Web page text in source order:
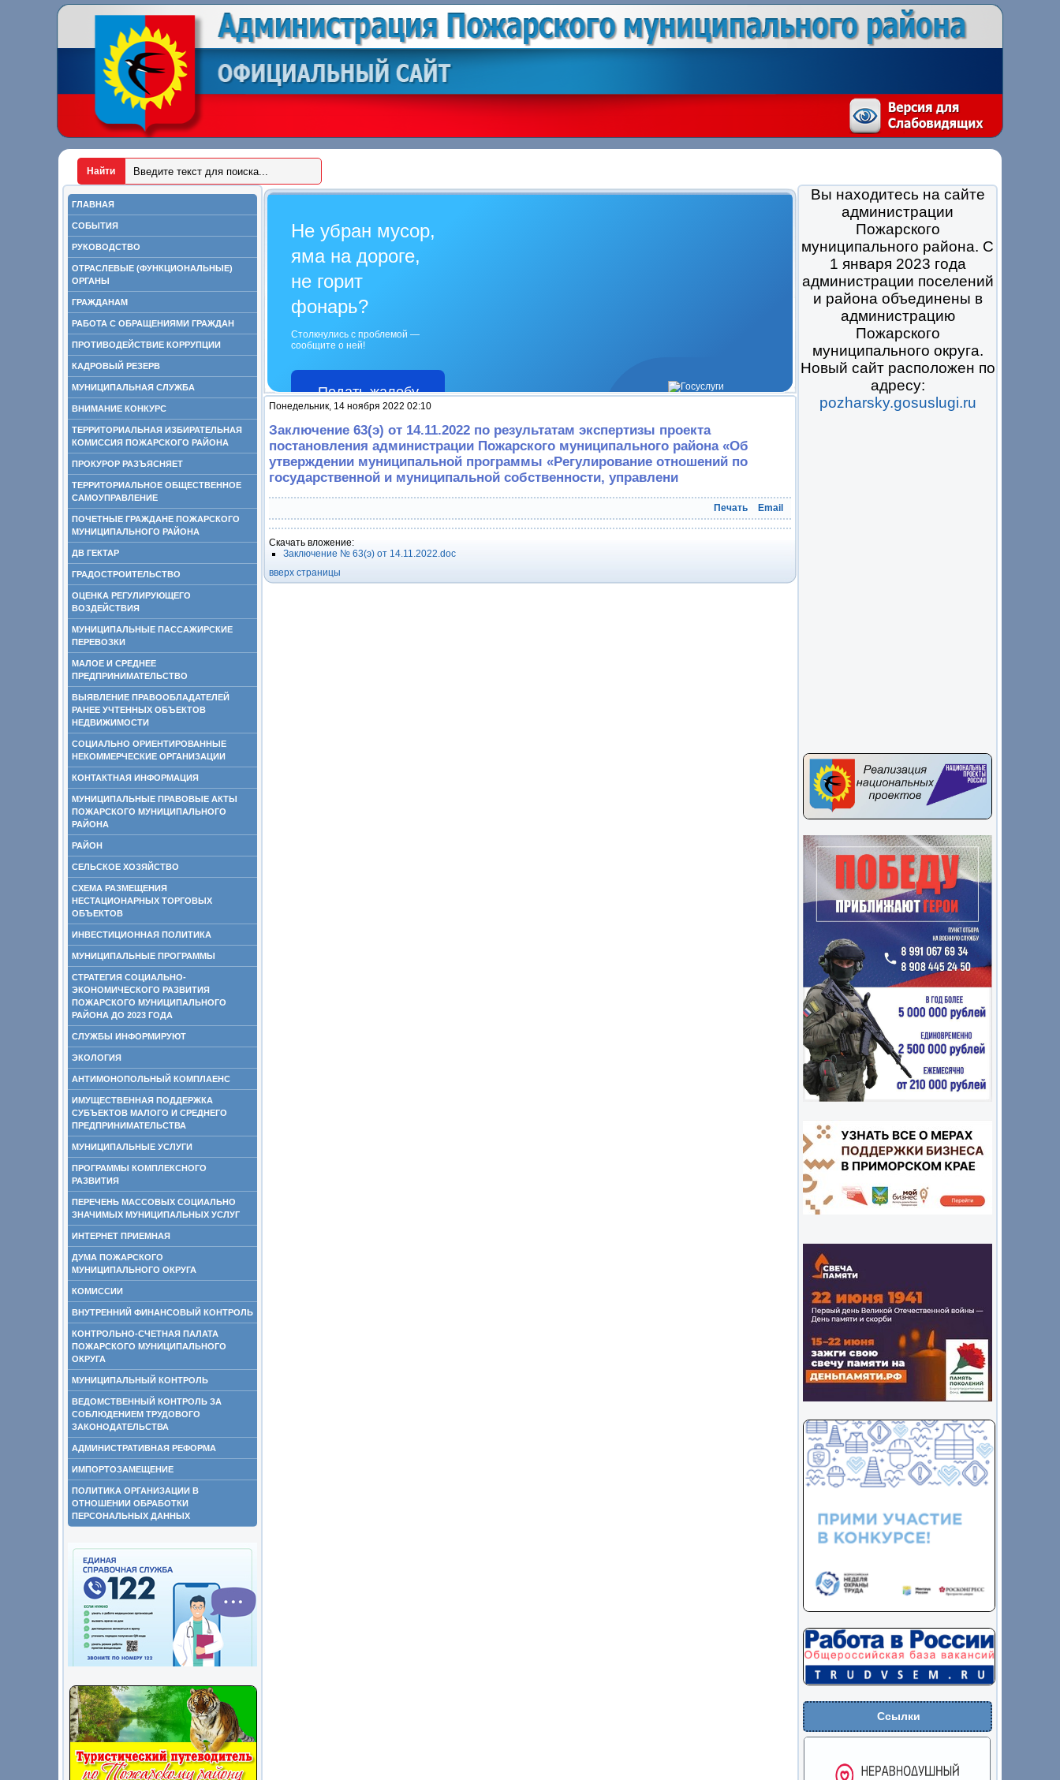
ГЛАВНАЯ
СОБЫТИЯ
РУКОВОДСТВО
ОТРАСЛЕВЫЕ (ФУНКЦИОНАЛЬНЫЕ)
ОРГАНЫ
ГРАЖДАНАМ
РАБОТА С ОБРАЩЕНИЯМИ ГРАЖДАН
ПРОТИВОДЕЙСТВИЕ КОРРУПЦИИ
КАДРОВЫЙ РЕЗЕРВ
МУНИЦИПАЛЬНАЯ СЛУЖБА
ВНИМАНИЕ КОНКУРС
ТЕРРИТОРИАЛЬНАЯ ИЗБИРАТЕЛЬНАЯ
КОМИССИЯ ПОЖАРСКОГО РАЙОНА
ПРОКУРОР РАЗЪЯСНЯЕТ
ТЕРРИТОРИАЛЬНОЕ ОБЩЕСТВЕННОЕ
САМОУПРАВЛЕНИЕ
ПОЧЕТНЫЕ ГРАЖДАНЕ ПОЖАРСКОГО
МУНИЦИПАЛЬНОГО РАЙОНА
ДВ ГЕКТАР
ГРАДОСТРОИТЕЛЬСТВО
ОЦЕНКА РЕГУЛИРУЮЩЕГО
ВОЗДЕЙСТВИЯ
МУНИЦИПАЛЬНЫЕ ПАССАЖИРСКИЕ
ПЕРЕВОЗКИ
МАЛОЕ И СРЕДНЕЕ
ПРЕДПРИНИМАТЕЛЬСТВО
ВЫЯВЛЕНИЕ ПРАВООБЛАДАТЕЛЕЙ
РАНЕЕ УЧТЕННЫХ ОБЪЕКТОВ
НЕДВИЖИМОСТИ
СОЦИАЛЬНО ОРИЕНТИРОВАННЫЕ
НЕКОММЕРЧЕСКИЕ ОРГАНИЗАЦИИ
КОНТАКТНАЯ ИНФОРМАЦИЯ
МУНИЦИПАЛЬНЫЕ ПРАВОВЫЕ АКТЫ
ПОЖАРСКОГО МУНИЦИПАЛЬНОГО
РАЙОНА
РАЙОН
СЕЛЬСКОЕ ХОЗЯЙСТВО
СХЕМА РАЗМЕЩЕНИЯ
НЕСТАЦИОНАРНЫХ ТОРГОВЫХ
ОБЪЕКТОВ
ИНВЕСТИЦИОННАЯ ПОЛИТИКА
МУНИЦИПАЛЬНЫЕ ПРОГРАММЫ
СТРАТЕГИЯ СОЦИАЛЬНО-
ЭКОНОМИЧЕСКОГО РАЗВИТИЯ
ПОЖАРСКОГО МУНИЦИПАЛЬНОГО
РАЙОНА ДО 2023 ГОДА
СЛУЖБЫ ИНФОРМИРУЮТ
ЭКОЛОГИЯ
АНТИМОНОПОЛЬНЫЙ КОМПЛАЕНС
ИМУЩЕСТВЕННАЯ ПОДДЕРЖКА
СУБЪЕКТОВ МАЛОГО И СРЕДНЕГО
ПРЕДПРИНИМАТЕЛЬСТВА
МУНИЦИПАЛЬНЫЕ УСЛУГИ
ПРОГРАММЫ КОМПЛЕКСНОГО
РАЗВИТИЯ
ПЕРЕЧЕНЬ МАССОВЫХ СОЦИАЛЬНО
ЗНАЧИМЫХ МУНИЦИПАЛЬНЫХ УСЛУГ
ИНТЕРНЕТ ПРИЕМНАЯ
ДУМА ПОЖАРСКОГО
МУНИЦИПАЛЬНОГО ОКРУГА
КОМИССИИ
ВНУТРЕННИЙ ФИНАНСОВЫЙ КОНТРОЛЬ
КОНТРОЛЬНО-СЧЕТНАЯ ПАЛАТА
ПОЖАРСКОГО МУНИЦИПАЛЬНОГО
ОКРУГА
МУНИЦИПАЛЬНЫЙ КОНТРОЛЬ
ВЕДОМСТВЕННЫЙ КОНТРОЛЬ ЗА
СОБЛЮДЕНИЕМ ТРУДОВОГО
ЗАКОНОДАТЕЛЬСТВА
АДМИНИСТРАТИВНАЯ РЕФОРМА
ИМПОРТОЗАМЕЩЕНИЕ
ПОЛИТИКА ОРГАНИЗАЦИИ В
ОТНОШЕНИИ ОБРАБОТКИ
ПЕРСОНАЛЬНЫХ ДАННЫХ
Вы находитесь на сайте
администрации
Пожарского
муниципального района. С
1 января 2023 года
администрации поселений
и района объединены в
администрацию
Пожарского
муниципального округа.
Новый сайт расположен по
адресу:
pozharsky.gosuslugi.ru
Ссылки
Не убран мусор,
яма на дороге,
не горит
фонарь?
Столкнулись с проблемой —
сообщите о ней!
Подать жалобу
Понедельник, 14 ноября 2022 02:10
Заключение 63(э) от 14.11.2022 по результатам экспертизы проекта
постановления администрации Пожарского муниципального района «Об
утверждении муниципальной программы «Регулирование отношений по
государственной и муниципальной собственности, управлени
Печать Email
Скачать вложение:
Заключение № 63(э) от 14.11.2022.doc
вверх страницы